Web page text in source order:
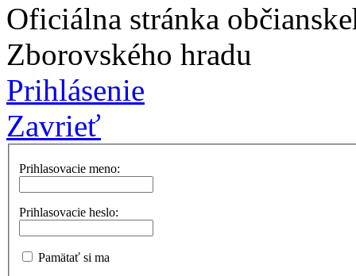
Oficiálna stránka
Zborovského hradu
Prihlásenie
Zavrieť
Prihlasovacie meno:
Prihlasovacie heslo:
Pamätať si ma